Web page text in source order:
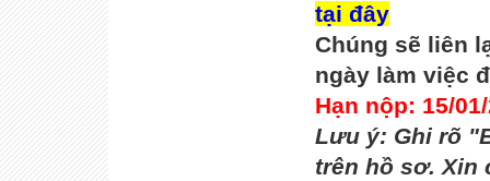
tại đây
Chúng sẽ liên
ngày làm việc
Hạn nộp: 15/
Lưu ý: Ghi rõ
trên hồ sơ. Xin